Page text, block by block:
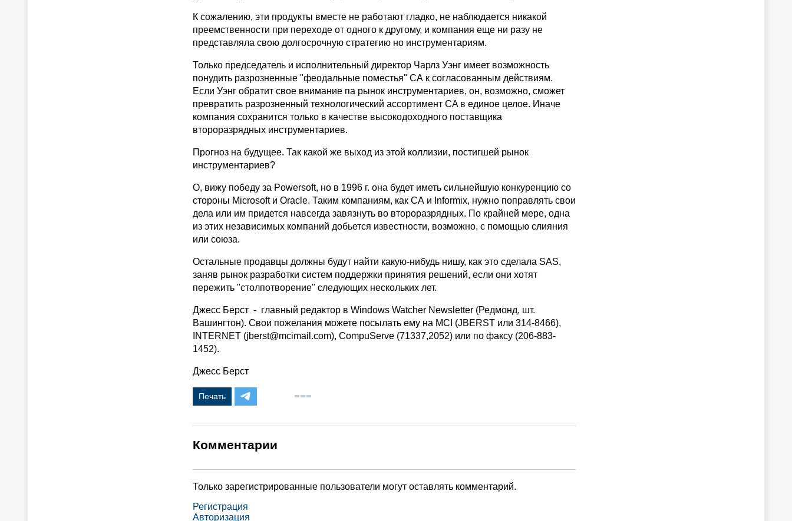
К сожалению, эти продукты вместе не работают гладко, не наблюдается никакой
преемственности при переходе от одного к другому, и компания еще ни разу не
представляла свою долгосрочную стратегию но инструментариям.
Только председатель и исполнительный директор Чарлз Уэнг имеет возможность
понудить разрозненные "феодальные поместья" СА к согласованным действиям.
Если Уэнг обратит свое внимание па рынок инструментариев, он, возможно, сможет
превратить разрозненный технологический ассортимент CA в единое целое. Иначе
компания сохранится только в качестве высокодоходного поставщика
второразрядных инструментариев.
Прогноз на будущее. Так какой же выход из этой коллизии, постигшей рынок
инструментариев?
О, вижу победу за Powersoft, но в 1996 г. она будет иметь сильнейшую конкуренцию со
стороны Microsoft и Oracle. Таким компаниям, как СА и Informix, нужно поправлять свои
дела или им придется навсегда завязнуть во второразрядных. По крайней мере, одна
из этих независимых компаний добьется известности, возможно, с помощью слияния
или союза.
Остальные продавцы должны будут найти какую-нибудь нишу, как это сделала SAS,
заняв рынок разработки систем поддержки принятия решений, если они хотят
пережить "столпотворение" следующих нескольких лет.
Джесс Берст - главный редактор в Windows Watcher Newsletter (Редмонд, шт.
Вашингтон). Свои пожелания можете посылать ему на MCI (JBERST или 314-8466),
INTERNET (jberst@mcimail.com), CompuServe (71337,2052) или по факсу (206-883-
1452).
Джесс Берст
Печать
Комментарии
Только зарегистрированные пользователи могут оставлять комментарий.
Регистрация
Авторизация